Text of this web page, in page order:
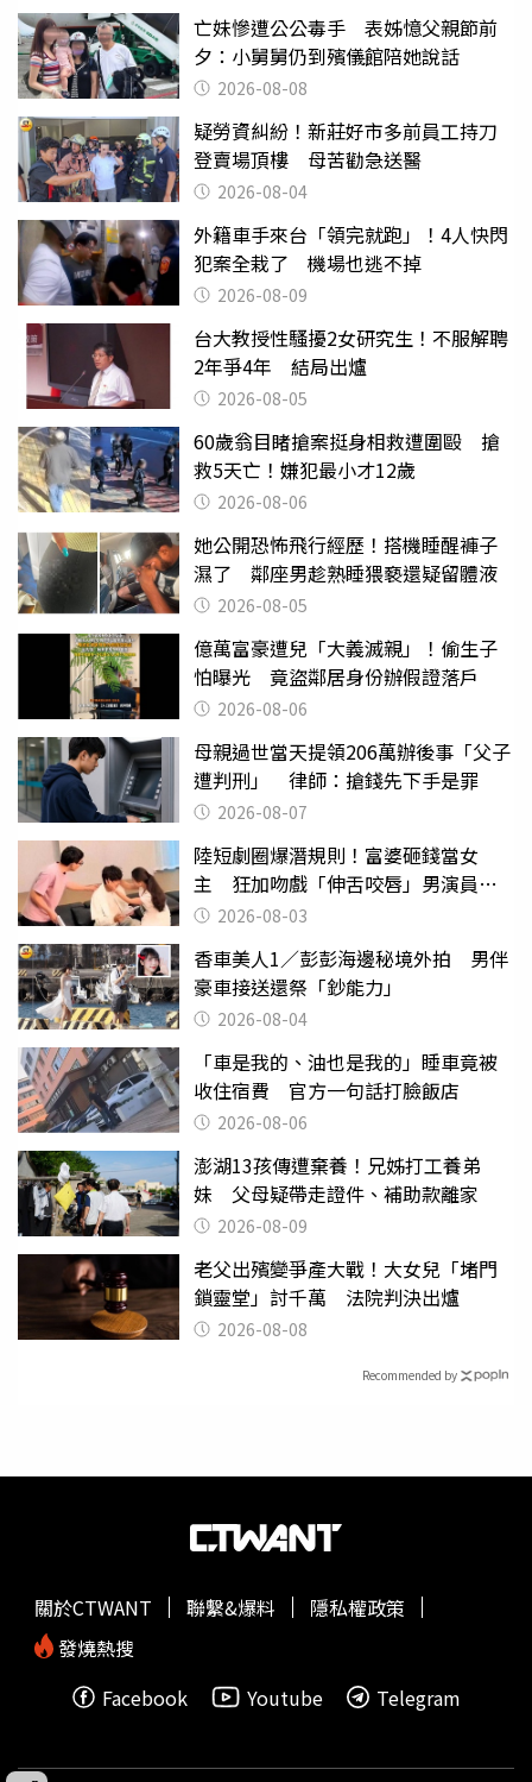
亡妹慘遭公公毒手 表姊憶父親節前
夕：小舅舅仍到殯儀館陪她說話
2026-08-08
疑勞資糾紛！新莊好市多前員工持刀
登賣場頂樓 母苦勸急送醫
2026-08-04
外籍車手來台「領完就跑」！4人快閃
犯案全栽了 機場也逃不掉
2026-08-09
台大教授性騷擾2女研究生！不服解聘
2年爭4年 結局出爐
2026-08-05
60歲翁目睹搶案挺身相救遭圍毆 搶
救5天亡！嫌犯最小才12歲
2026-08-06
她公開恐怖飛行經歷！搭機睡醒褲子
濕了 鄰座男趁熟睡猥褻還疑留體液
2026-08-05
億萬富豪遭兒「大義滅親」！偷生子
怕曝光 竟盜鄰居身份辦假證落戶
2026-08-06
母親過世當天提領206萬辦後事「父子
遭判刑」 律師：搶錢先下手是罪
2026-08-07
陸短劇圈爆潛規則！富婆砸錢當女
主 狂加吻戲「伸舌咬唇」男演員崩
潰 2026-08-03
香車美人1／彭彭海邊秘境外拍 男伴
豪車接送還祭「鈔能力」
2026-08-04
「車是我的、油也是我的」睡車竟被
收住宿費 官方一句話打臉飯店
2026-08-06
澎湖13孩傳遭棄養！兄姊打工養弟
妹 父母疑帶走證件、補助款離家
2026-08-09
老父出殯變爭產大戰！大女兒「堵門
鎖靈堂」討千萬 法院判決出爐
2026-08-08
Recommended by
關於CTWANT 聯繫&爆料
隱私權政策
發燒熱搜
Facebook
Youtube Telegram